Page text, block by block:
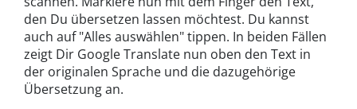
den Du übersetzen lassen möchtest. Du kannst
auch auf "Alles auswählen" tippen. In beiden Fällen
zeigt Dir Google Translate nun oben den Text in
der originalen Sprache und die dazugehörige
Übersetzung an.